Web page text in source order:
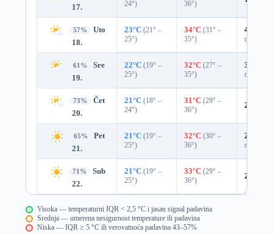
17.
24°)
36°)
57%
Uto
18.
23°C (21° –
25°)
34°C (31° –
35°)
41%
mm)
61%
Sre
19.
22°C (19° –
25°)
32°C (27° –
35°)
37%
mm)
73%
Čet
20.
21°C (18° –
24°)
31°C (29° –
36°)
24%
65%
Pet
21.
21°C (19° –
25°)
32°C (30° –
36°)
25%
mm)
71%
Sub
22.
21°C (19° –
25°)
33°C (29° –
36°)
20%
Visoka — temperaturni IQR < 2,5 °C i jasan signal padavina
Srednja — umerena nesigurnost temperature ili padavina
Niska — IQR ≥ 5 °C ili verovatnoća padavina 43–57%